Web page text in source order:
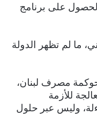
على برنامج
ما لم تظهر الدولة
مصرف لبنان،
للأزمة
وليس عبر حلول